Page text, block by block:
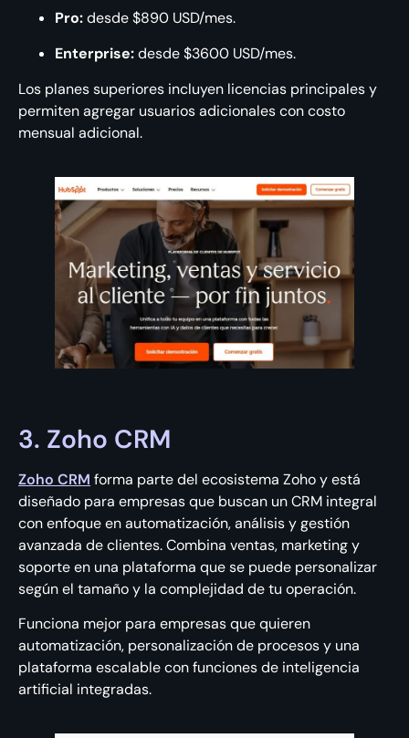
Pro:desde $890 USD/mes.
Enterprise:desde $3600 USD/mes.
Los planes superiores incluyen licencias principales y
permiten agregar usuarios adicionales con costo
mensual adicional.
3. Zoho CRM
Zoho CRM forma parte del ecosistema Zoho y está
diseñado para empresas que buscan un CRM integral
con enfoque en automatización, análisis y gestión
avanzada de clientes. Combina ventas, marketing y
soporte en una plataforma que se puede personalizar
según el tamaño y la complejidad de tu operación.
Funciona mejor para empresas que quieren
automatización, personalización de procesos y una
plataforma escalable con funciones de inteligencia
artificial integradas.